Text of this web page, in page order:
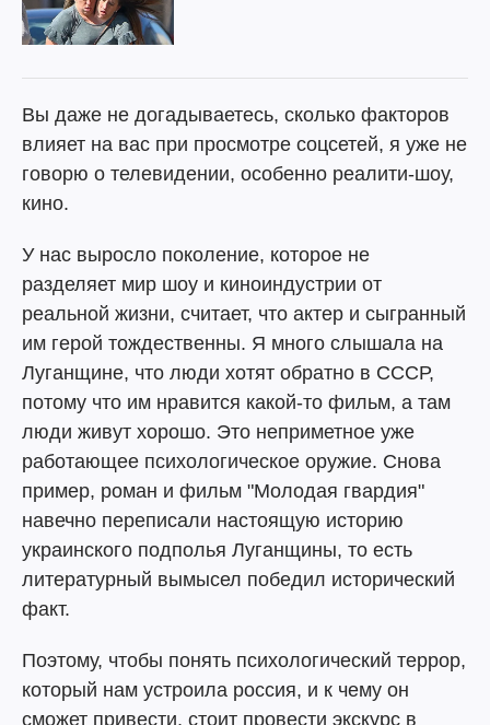
Вы даже не догадываетесь, сколько факторов
влияет на вас при просмотре соцсетей, я уже не
говорю о телевидении, особенно реалити-шоу,
кино.
У нас выросло поколение, которое не
разделяет мир шоу и киноиндустрии от
реальной жизни, считает, что актер и сыгранный
им герой тождественны. Я много слышала на
Луганщине, что люди хотят обратно в СССР,
потому что им нравится какой-то фильм, а там
люди живут хорошо. Это неприметное уже
работающее психологическое оружие. Снова
пример, роман и фильм "Молодая гвардия"
навечно переписали настоящую историю
украинского подполья Луганщины, то есть
литературный вымысел победил исторический
факт.
Поэтому, чтобы понять психологический террор,
который нам устроила россия, и к чему он
сможет привести, стоит провести экскурс в